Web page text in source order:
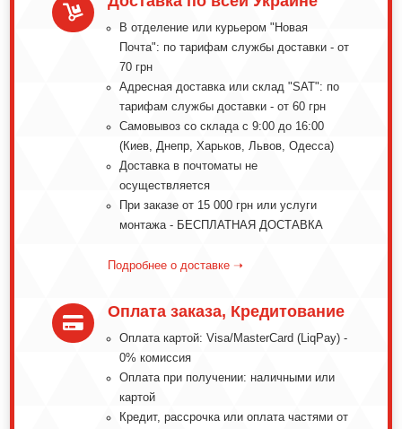

В отделение или курьером "Новая
Почта": по тарифам службы доставки - от
70 грн
Адресная доставка или склад "SAT": по
тарифам службы доставки - от 60 грн
Самовывоз со склада с 9:00 до 16:00
(Киев, Днепр, Харьков, Львов, Одесса)
Доставка в почтоматы не
осуществляется
При заказе от 15 000 грн или услуги
монтажа - БЕСПЛАТНАЯ ДОСТАВКА
Подробнее о доставке ➝

Оплата заказа, Кредитование
Оплата картой: Visa/MasterCard (LiqPay) -
0% комиссия
Оплата при получении: наличными или
картой
Кредит, рассрочка или оплата частями от